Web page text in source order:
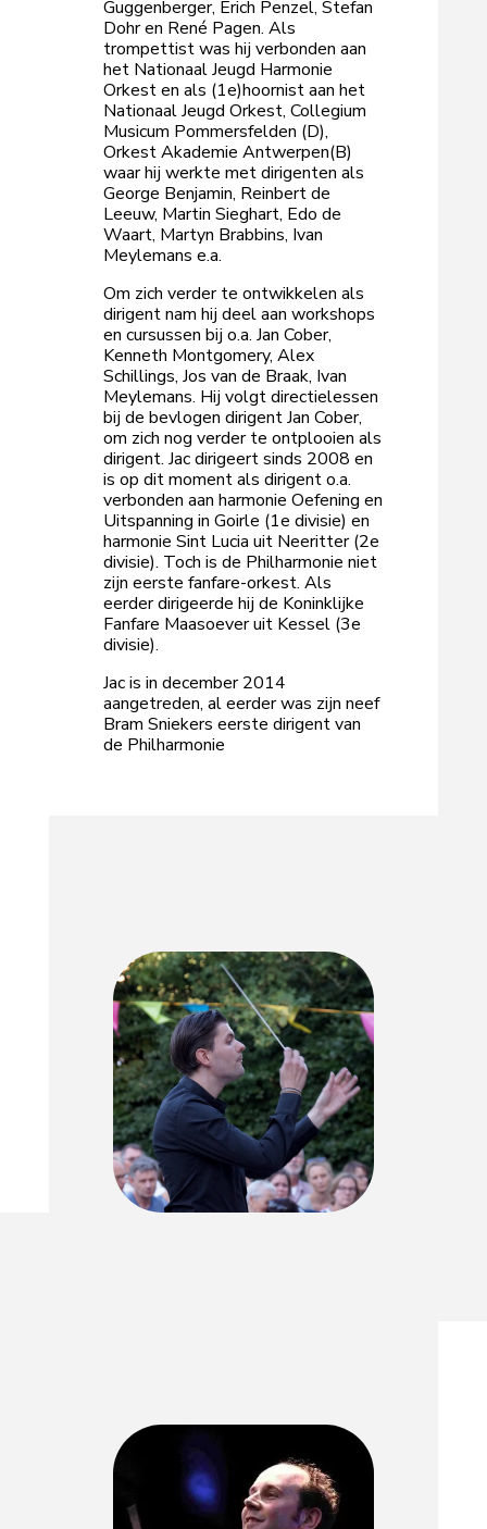
Guggenberger, Erich Penzel, Stefan
Dohr en René Pagen. Als
trompettist was hij verbonden aan
het Nationaal Jeugd Harmonie
Orkest en als (1e)hoornist aan het
Nationaal Jeugd Orkest, Collegium
Musicum Pommersfelden (D),
Orkest Akademie Antwerpen(B)
waar hij werkte met dirigenten als
George Benjamin, Reinbert de
Leeuw, Martin Sieghart, Edo de
Waart, Martyn Brabbins, Ivan
Meylemans e.a.
Om zich verder te ontwikkelen als
dirigent nam hij deel aan workshops
en cursussen bij o.a. Jan Cober,
Kenneth Montgomery, Alex
Schillings, Jos van de Braak, Ivan
Meylemans. Hij volgt directielessen
bij de bevlogen dirigent Jan Cober,
om zich nog verder te ontplooien als
dirigent. Jac dirigeert sinds 2008 en
is op dit moment als dirigent o.a.
verbonden aan harmonie Oefening en
Uitspanning in Goirle (1e divisie) en
harmonie Sint Lucia uit Neeritter (2e
divisie). Toch is de Philharmonie niet
zijn eerste fanfare-orkest. Als
eerder dirigeerde hij de Koninklijke
Fanfare Maasoever uit Kessel (3e
divisie).
Jac is in december 2014
aangetreden, al eerder was zijn neef
Bram Sniekers eerste dirigent van
de Philharmonie